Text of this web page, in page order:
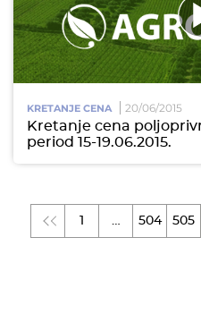
KRETANJE CENA 20/06/2015
Kretanje cena
period 15-19.06.2015.
1 504 505